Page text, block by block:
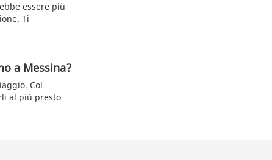
essere più
Ti
a Messina?
Col
al più presto